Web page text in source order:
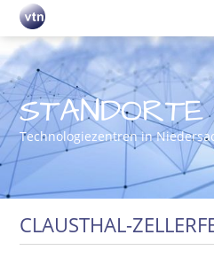
STANDORTE
Technologiezentren in
CLAUSTHAL-